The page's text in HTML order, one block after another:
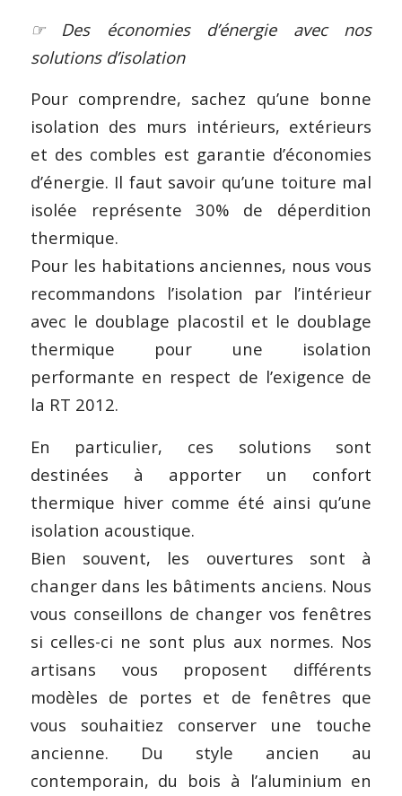
☞ Des économies d’énergie avec nos
solutions d’isolation
Pour comprendre, sachez qu’une bonne
isolation des murs intérieurs, extérieurs
et des combles est garantie d’économies
d’énergie. Il faut savoir qu’une toiture mal
isolée représente 30% de déperdition
thermique.
Pour les habitations anciennes, nous vous
recommandons l’isolation par l’intérieur
avec le doublage placostil et le doublage
thermique pour une isolation
performante en respect de l’exigence de
la RT 2012.
En particulier, ces solutions sont
destinées à apporter un confort
thermique hiver comme été ainsi qu’une
isolation acoustique.
Bien souvent, les ouvertures sont à
changer dans les bâtiments anciens. Nous
vous conseillons de changer vos fenêtres
si celles-ci ne sont plus aux normes. Nos
artisans vous proposent différents
modèles de portes et de fenêtres que
vous souhaitiez conserver une touche
ancienne. Du style ancien au
contemporain, du bois à l’aluminium en